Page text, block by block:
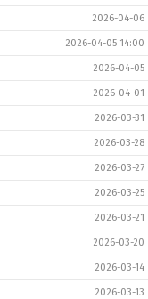
2026-04-06
2026-04-05 14:00
2026-04-05
2026-04-01
2026-03-31
2026-03-28
2026-03-27
2026-03-25
2026-03-21
2026-03-20
2026-03-14
2026-03-13